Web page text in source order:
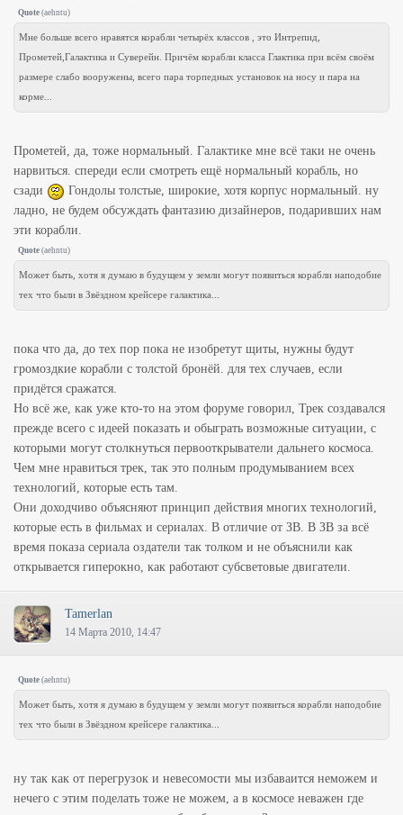
Quote (aehntu)
Мне больше всего нравятся корабли четырёх классов , это Интрепид,
Прометей,Галактика и Суверейн. Причём корабли класса Глактика при всём своём
размере слабо вооружены, всего пара торпедных установок на носу и пара на
корме...
Прометей, да, тоже нормальный. Галактике мне всё таки не очень
нарвиться. спереди если смотреть ещё нормальный корабль, но
сзади
Гондолы толстые, широкие, хотя корпус нормальный. ну
ладно, не будем обсуждать фантазию дизайнеров, подаривших нам
эти корабли.
Quote (aehntu)
Может быть, хотя я думаю в будущем у земли могут появиться корабли наподобие
тех что были в Звёздном крейсере галактика...
пока что да, до тех пор пока не изобретут щиты, нужны будут
громоздкие корабли с толстой бронёй. для тех случаев, если
придётся сражатся.
Но всё же, как уже кто-то на этом форуме говорил, Трек создавался
прежде всего с идеей показать и обыграть возможные ситуации, с
которыми могут столкнуться первооткрыватели дальнего космоса.
Чем мне нравиться трек, так это полным продумыванием всех
технологий, которые есть там.
Они доходчиво объясняют принцип действия многих технологий,
которые есть в фильмах и сериалах. В отличие от ЗВ. В ЗВ за всё
время показа сериала оздатели так толком и не объяснили как
открывается гиперокно, как работают субсветовые двигатели.
Tamerlan
14 Марта 2010, 14:47
Quote (aehntu)
Может быть, хотя я думаю в будущем у земли могут появиться корабли наподобие
тех что были в Звёздном крейсере галактика...
ну так как от перегрузок и невесомости мы избаваится неможем и
нечего с этим поделать тоже не можем, а в космосе неважен где